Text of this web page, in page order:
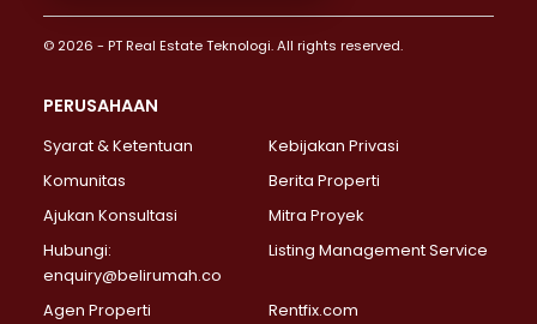
Properti Dijual di Bendungan Hilir >
Properti Dijual di Jakarta Selatan >
Properti Dijual di Lebak Bulus >
Properti Dijual di Gandaria Selatan >
Properti Dijual di Pondok Labu >
Properti Dijual di Lenteng Agung >
Properti Dijual di Senayan >
Properti Dijual di Pondok Pinang >
© 2026 - PT Real Estate Teknologi. All rights reserved.
PERUSAHAAN
Syarat & Ketentuan
Kebijakan Privasi
Komunitas
Berita Properti
Ajukan Konsultasi
Mitra Proyek
Hubungi:
enquiry@belirumah.co
Listing Management Service
Agen Properti Rentfix.com